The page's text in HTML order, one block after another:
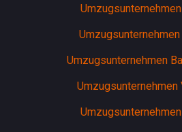
Umzugsunternehmen
Umzugsunternehmen